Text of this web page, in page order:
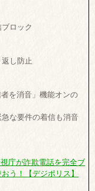
ロック
し防止
を消音」機能オンの
な要件の着信も消音
庁が詐欺電話を完全ブ
う！【デジポリス】